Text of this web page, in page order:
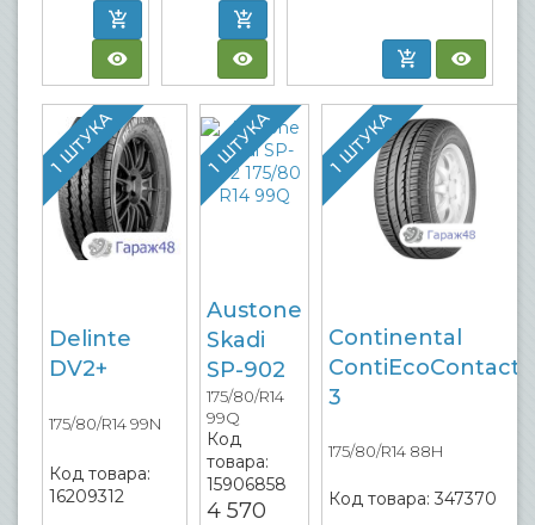
1 ШТУКА
Delinte
DV2+
175/80/R14 99N
Код товара:
16209312
1 ШТУКА
Austone
Skadi
SP-902
175/80/R14
99Q
Код
товара:
15906858
4 570
1 ШТУКА
Continental
ContiEcoContact
3
175/80/R14 88H
Код товара: 347370